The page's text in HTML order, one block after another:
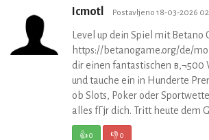
Icmotl Postavljeno 18-03-2026
Level up dein Spiel mit Betano
https://betanogame.org/de/
dir einen fantastischen
und tauche ein in Hunderte
ob Slots, Poker oder
alles fГјr dich. Tritt heute dem
👍0 👎0